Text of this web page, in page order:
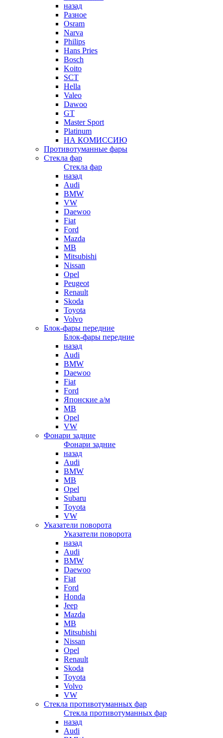
назад
Разное
Osram
Narva
Philips
Hans Pries
Bosch
Koito
SCT
Hella
Valeo
Dawoo
GT
Master Sport
Platinum
НА КОМИССИЮ
Противотуманные фары
Стекла фар
Стекла фар
назад
Audi
BMW
VW
Daewoo
Fiat
Ford
Mazda
MB
Mitsubishi
Nissan
Opel
Peugeot
Renault
Skoda
Toyota
Volvo
Блок-фары передние
Блок-фары передние
назад
Audi
BMW
Daewoo
Fiat
Ford
Японские а/м
MB
Opel
VW
Фонари задние
Фонари задние
назад
Audi
BMW
MB
Opel
Subaru
Toyota
VW
Указатели поворота
Указатели поворота
назад
Audi
BMW
Daewoo
Fiat
Ford
Honda
Jeep
Mazda
MB
Mitsubishi
Nissan
Opel
Renault
Skoda
Toyota
Volvo
VW
Стекла противотуманных фар
Стекла противотуманных фар
назад
Audi